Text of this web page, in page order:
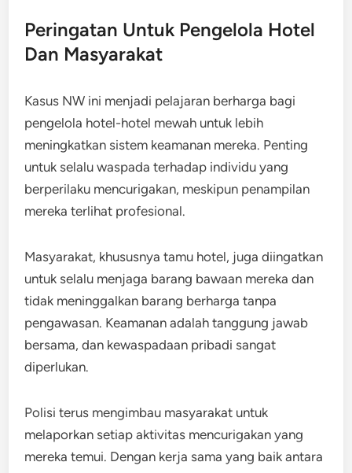
Peringatan Untuk Pengelola Hotel
Dan Masyarakat
Kasus NW ini menjadi pelajaran berharga bagi
pengelola hotel-hotel mewah untuk lebih
meningkatkan sistem keamanan mereka. Penting
untuk selalu waspada terhadap individu yang
berperilaku mencurigakan, meskipun penampilan
mereka terlihat profesional.
Masyarakat, khususnya tamu hotel, juga diingatkan
untuk selalu menjaga barang bawaan mereka dan
tidak meninggalkan barang berharga tanpa
pengawasan. Keamanan adalah tanggung jawab
bersama, dan kewaspadaan pribadi sangat
diperlukan.
Polisi terus mengimbau masyarakat untuk
melaporkan setiap aktivitas mencurigakan yang
mereka temui. Dengan kerja sama yang baik antara